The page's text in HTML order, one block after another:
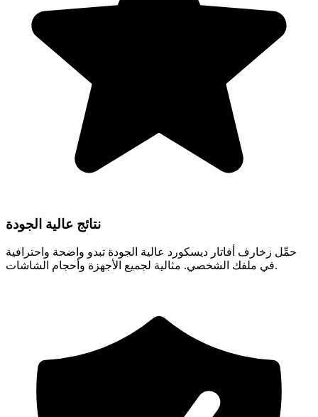
نتائج عالية الجودة
حمِّل زخارف أفاتار ديسكورد عالية الجودة تبدو واضحة واحترافية
في ملفك الشخصي. مثالية لجميع الأجهزة وأحجام الشاشات.